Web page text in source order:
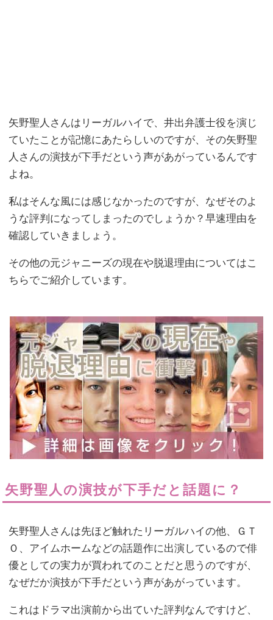
矢野聖人さんはリーガルハイで、井出弁護士役を演じ
ていたことが記憶にあたらしいのですが、その矢野聖
人さんの演技が下手だという声があがっているんです
よね。
私はそんな風には感じなかったのですが、なぜそのよ
うな評判になってしまったのでしょうか？早速理由を
確認していきましょう。
その他の元ジャニーズの現在や脱退理由についてはこ
ちらでご紹介しています。
矢野聖人の演技が下手だと話題に？
矢野聖人さんは先ほど触れたリーガルハイの他、ＧＴ
Ｏ、アイムホームなどの話題作に出演しているので俳
優としての実力が買われてのことだと思うのですが、
なぜだか演技が下手だという声があがっています。
これはドラマ出演前から出ていた評判なんですけど、